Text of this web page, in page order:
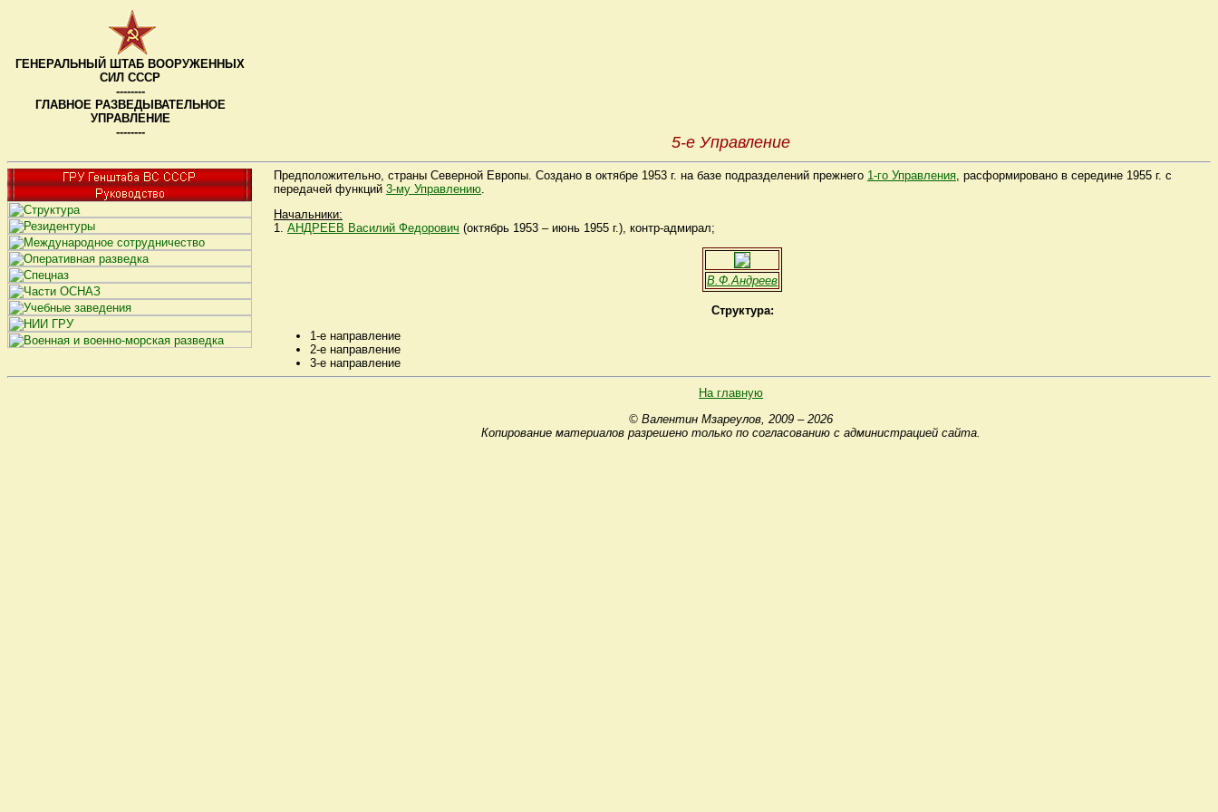
ГЕНЕРАЛЬНЫЙ ШТАБ ВООРУЖЕННЫХ
СИЛ СССР
--------
ГЛАВНОЕ РАЗВЕДЫВАТЕЛЬНОЕ
УПРАВЛЕНИЕ
--------
5-е Управление
Предположительно, страны Северной Европы. Создано в октябре 1953 г. на базе подразделений прежнего 1-го Управления, расформировано в середине 1955 г. с
передачей функций 3-му Управлению.
Начальники:
1. АНДРЕЕВ Василий Федорович (октябрь 1953 – июнь 1955 г.), контр-адмирал;
В.Ф.Андреев
Структура:
1-е направление
2-е направление
3-е направление
На главную
© Валентин Мзареулов, 2009 – 2026
Копирование материалов разрешено только по согласованию с администрацией сайта.